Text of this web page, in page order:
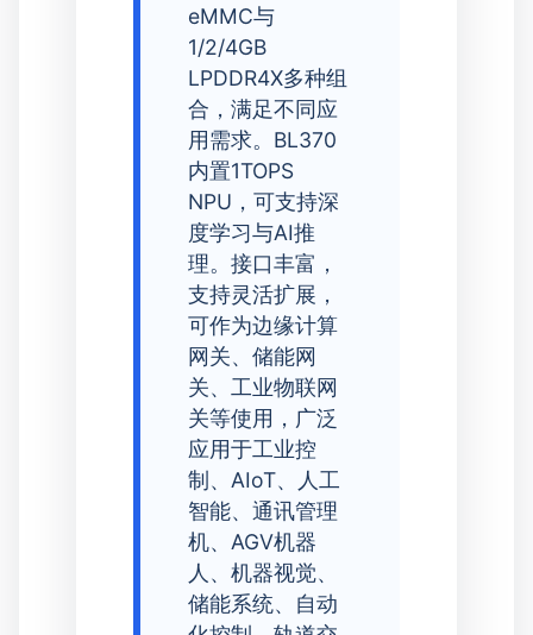
eMMC与
1/2/4GB
LPDDR4X多种组
合，满足不同应
用需求。BL370
内置1TOPS
NPU，可支持深
度学习与AI推
理。接口丰富，
支持灵活扩展，
可作为边缘计算
网关、储能网
关、工业物联网
关等使用，广泛
应用于工业控
制、AIoT、人工
智能、通讯管理
机、AGV机器
人、机器视觉、
储能系统、自动